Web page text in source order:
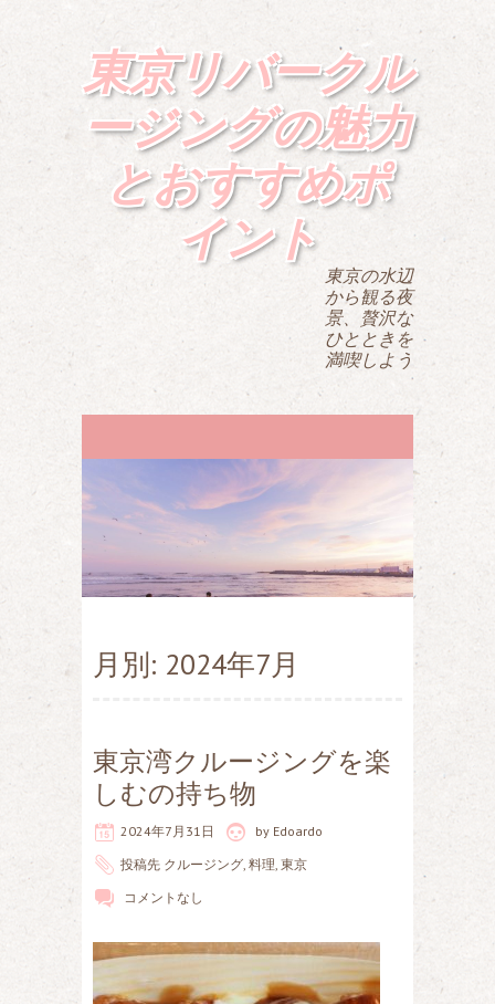
東京リバークル
ージングの魅力
とおすすめポ
イント
東京の水辺
から観る夜
景、贅沢な
ひとときを
満喫しよう
月別: 2024年7月
東京湾クルージングを楽
しむの持ち物
2024年7月31日 by Edoardo
投稿先 クルージング 料理 東京
コメントなし